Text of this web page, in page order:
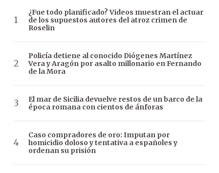
¿Fue todo planificado? Videos muestran el actuar
de los supuestos autores del atroz crimen de
Roselin
Policía detiene al conocido Diógenes Martínez
Vera y Aragón por asalto millonario en Fernando
de la Mora
El mar de Sicilia devuelve restos de un barco de la
época romana con cientos de ánforas
Caso compradores de oro: Imputan por
homicidio doloso y tentativa a españoles y
ordenan su prisión